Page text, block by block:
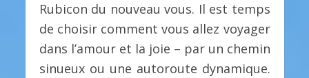
Rubicon du nouveau vous. Il est temps
de choisir comment vous allez voyager
dans l’amour et la joie – par un chemin
sinueux ou une autoroute dynamique.